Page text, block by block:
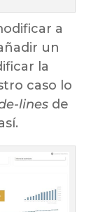
a
un
la
caso lo
linesde